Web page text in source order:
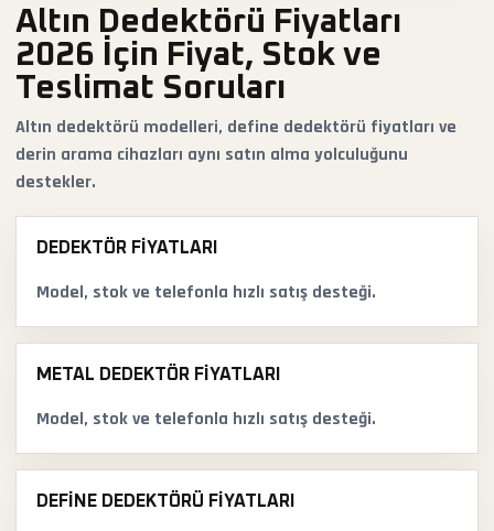
Altın Dedektörü Fiyatları
2026 İçin Fiyat, Stok ve
Teslimat Soruları
Altın dedektörü modelleri, define dedektörü fiyatları ve
derin arama cihazları aynı satın alma yolculuğunu
destekler.
DEDEKTÖR FIYATLARI
Model, stok ve telefonla hızlı satış desteği.
METAL DEDEKTÖR FIYATLARI
Model, stok ve telefonla hızlı satış desteği.
DEFINE DEDEKTÖRÜ FIYATLARI